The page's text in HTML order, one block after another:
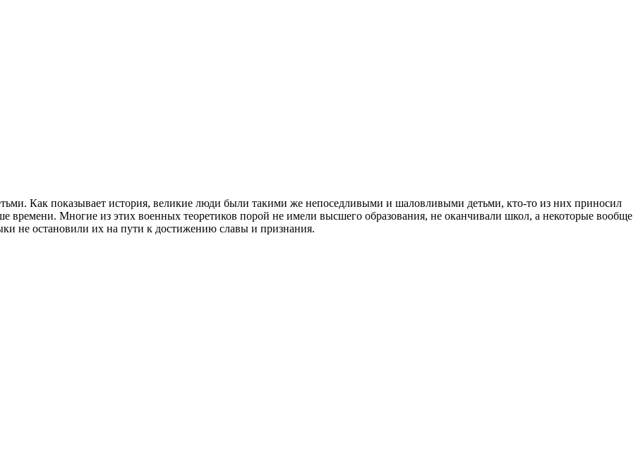
Как показывает история, великие люди были такими же непоседливыми и шаловливыми детьми, кто-то из них приносил
времени. Многие из этих военных теоретиков порой не имели высшего образования, не оканчивали школ, а некоторые вообще
не остановили их на пути к достижению славы и признания.